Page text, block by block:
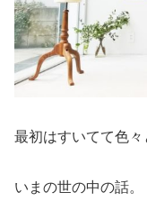
最初はすいてて色々
いまの世の中の話。